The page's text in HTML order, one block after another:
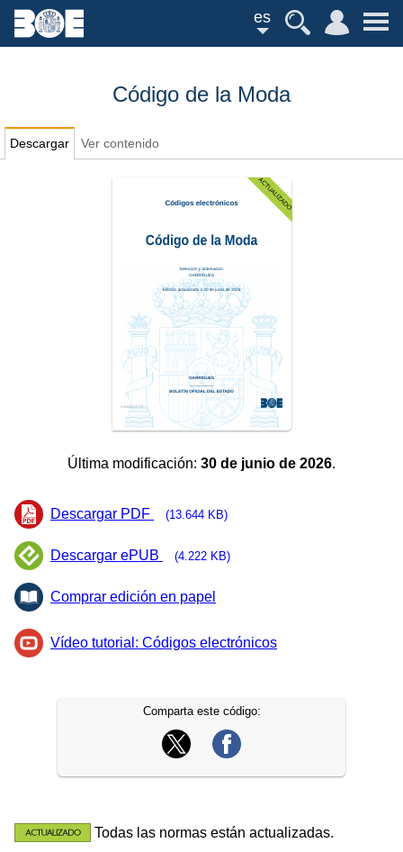
es
Código de la Moda
Descargar Ver contenido
Última modificación: 30 de junio de 2026.
Descargar PDF (13.644 KB)
Descargar ePUB (4.222 KB)
Comprar edición en papel
Vídeo tutorial: Códigos electrónicos
Comparta este código:
Todas las normas están actualizadas.